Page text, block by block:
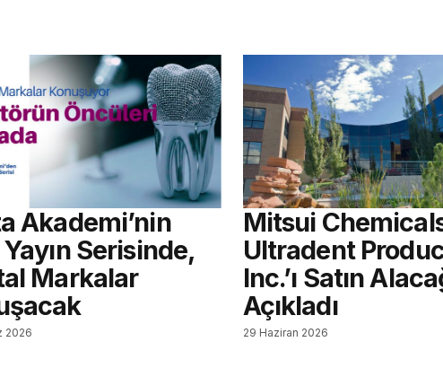
Akademi’nin
Serisinde,
Markalar
2026
Mitsui
Ultradent
Inc.’ı Satın
Açıkladı
29 Haziran 2026